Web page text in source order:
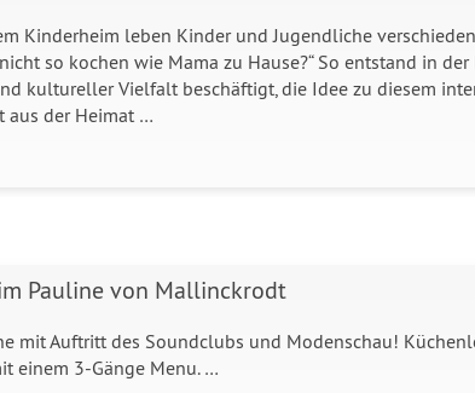
Kinderheim leben Kinder und Jugendliche
so kochen wie Mama zu Hause?“ So entstand in
kultureller Vielfalt beschäftigt, die Idee zu diesem
aus der Heimat …
Pauline von Mallinckrodt
mit Auftritt des Soundclubs und Modenschau!
einem 3-Gänge Menu. …